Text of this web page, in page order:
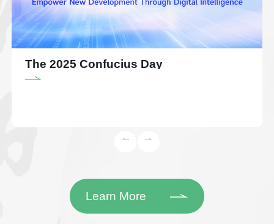
The 2025 Confucius Day
Learn More